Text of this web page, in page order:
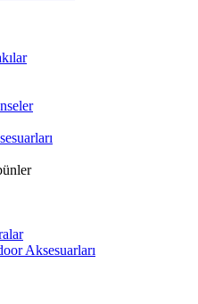
Aksesuarları